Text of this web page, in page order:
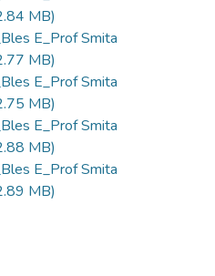
MB)
E_Prof Smita
MB)
E_Prof Smita
MB)
E_Prof Smita
MB)
E_Prof Smita
MB)